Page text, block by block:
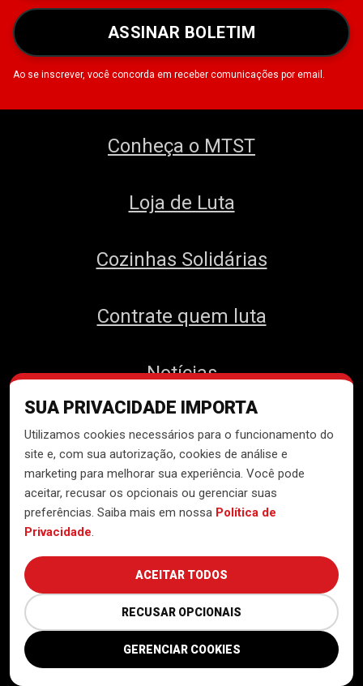
SUA PRIVACIDADE IMPORTA
Utilizamos cookies necessários para o funcionamento do
site e, com sua autorização, cookies de análise e
marketing para melhorar sua experiência. Você pode
aceitar, recusar os opcionais ou gerenciar suas
preferências. Saiba mais em nossa Política de
Privacidade.
ACEITAR TODOS
RECUSAR OPCIONAIS
GERENCIAR COOKIES
ASSINAR BOLETIM
Ao se inscrever, você concorda em receber comunicações por email.
Conheça o MTST
Loja de Luta
Cozinhas Solidárias
Contrate quem luta
Notícias
Contato
Desenvolvido peloNúcleo de
Tecnologia do MTST